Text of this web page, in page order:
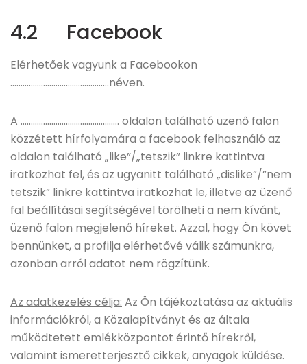
4.2 Facebook
Elérhetőek vagyunk a Facebookon
…………………………………………néven.
A ………………………………………… oldalon található üzenő falon
közzétett hírfolyamára a facebook felhasználó az
oldalon található „like”/„tetszik” linkre kattintva
iratkozhat fel, és az ugyanitt található „dislike”/”nem
tetszik” linkre kattintva iratkozhat le, illetve az üzenő
fal beállításai segítségével törölheti a nem kívánt,
üzenő falon megjelenő híreket. Azzal, hogy Ön követ
bennünket, a profilja elérhetővé válik számunkra,
azonban arról adatot nem rögzítünk.
Az adatkezelés célja: Az Ön tájékoztatása az aktuális
információkról, a Közalapítványt és az általa
működtetett emlékközpontot érintő hírekről,
valamint ismeretterjesztő cikkek, anyagok küldése.